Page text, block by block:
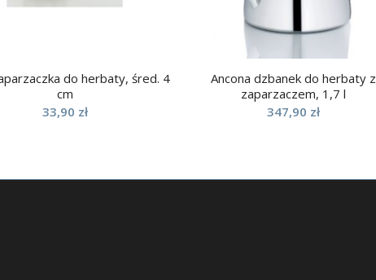
do herbaty, śred. 4
cm
33,90 zł
Ancona dzbanek do herbaty z
zaparzaczem, 1,7 l
347,90 zł